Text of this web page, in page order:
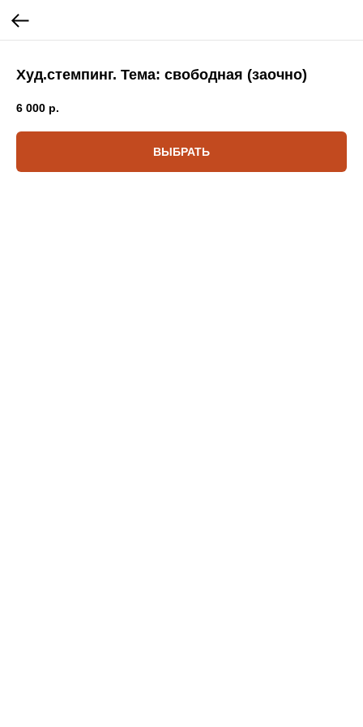
Худ.стемпинг. Тема: свободная (заочно)
6 000 р.
ВЫБРАТЬ